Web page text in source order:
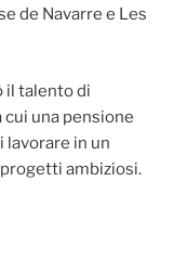
de Navarre e Les
il talento di
cui una pensione
lavorare in un
ambiziosi.